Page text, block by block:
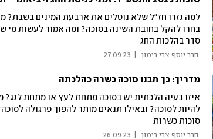
למה גזרו חז"ל שלא נוטלים את ארבעת המינים בשבת?
בחרו להקל בחובת השינה בסוכה? ומה אמור לעשות מי
סדר בהלכות החג
הרב יוסף צבי רימון 27.09.23
מדריך: כך תבנו סוכה כשרה כהלכתה
איזו בעיה הלכתית יש בסוכה מתחת לעץ או מתחת לגג?
להיות לסוכה? ובאילו תנאים מותר להפוך פרגולה
סוכות כשרות
הרב יוסף צבי רימון 26.09.23